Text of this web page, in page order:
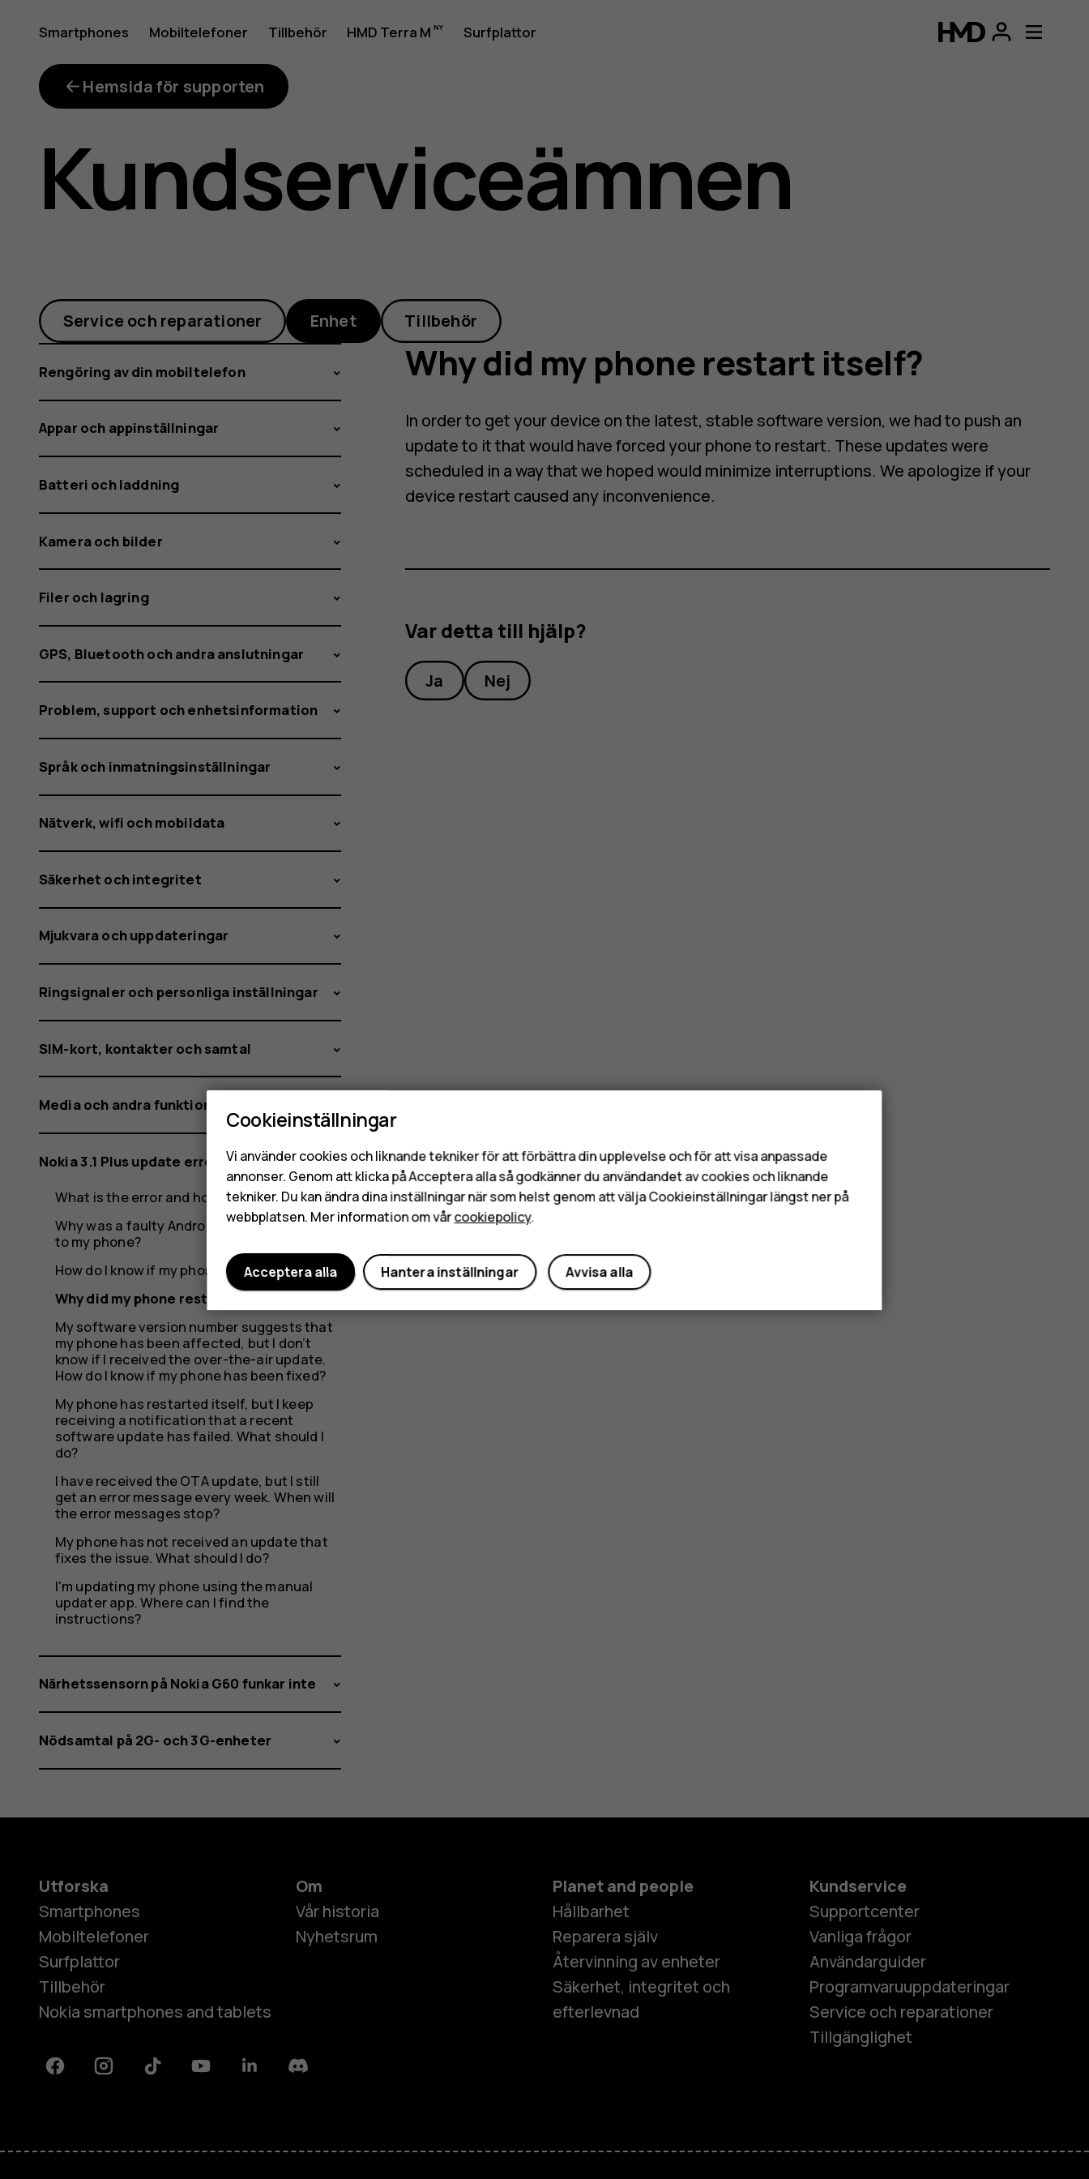
Why
did
my
phone
restart
itself?
Smartphones Mobiltelefoner Tillbehör HMD Terra M Surfplattor
Mobiltelefoner
Mitt konto
Hemsida för supporten
Kundserviceämnen
Service och reparationer Enhet Tillbehör
Rengöring av din mobiltelefon
Appar och appinställningar
Batteri och laddning
Kamera och bilder
Filer och lagring
GPS, Bluetooth och andra anslutningar
Problem, support och enhetsinformation
Språk och inmatningsinställningar
Nätverk, wifi och mobildata
Säkerhet och integritet
Mjukvara och uppdateringar
Ringsignaler och personliga inställningar
SIM-kort, kontakter och samtal
Media och andra funktioner
Nokia 3.1 Plus update error
What is the error and how did it occur?
Why was a faulty Android update rolled out
to my phone?
How do I know if my phone was affected?
Why did my phone restart itself?
My software version number suggests that
my phone has been affected, but I don’t
know if I received the over-the-air update.
How do I know if my phone has been fixed?
My phone has restarted itself, but I keep
receiving a notification that a recent
software update has failed. What should I
do?
I have received the OTA update, but I still
get an error message every week. When will
the error messages stop?
My phone has not received an update that
fixes the issue. What should I do?
I'm updating my phone using the manual
updater app. Where can I find the
instructions?
Närhetssensorn på Nokia G60 funkar inte
Nödsamtal på 2G- och 3G-enheter
Why did my phone restart itself?
In order to get your device on the latest, stable software version, we had to push an
update to it that would have forced your phone to restart. These updates were
scheduled in a way that we hoped would minimize interruptions. We apologize if your
device restart caused any inconvenience.
Var detta till hjälp?
Ja Nej
Utforska
Smartphones
Mobiltelefoner
Surfplattor
Tillbehör
Nokia smartphones and tablets
Om
Vår historia
Nyhetsrum
Planet and people
Hållbarhet
Reparera själv
Återvinning av enheter
Säkerhet, integritet och
efterlevnad
Kundservice
Supportcenter
Vanliga frågor
Användarguider
Programvaruuppdateringar
Service och reparationer
Tillgänglighet
FacebookInstagramTiktok YoutubeLinkedinDiscord
Cookieinställningar
Vi använder cookies och liknande tekniker för att förbättra din upplevelse och för att visa anpassade
annonser. Genom att klicka på Acceptera alla så godkänner du användandet av cookies och liknande
tekniker. Du kan ändra dina inställningar när som helst genom att välja Cookieinställningar längst ner på
webbplatsen. Mer information om vårcookiepolicy.
Avvisa alla
Hantera inställningar
Acceptera alla